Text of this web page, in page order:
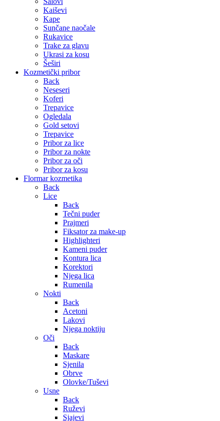
Kaiševi
Kape
Sunčane naočale
Rukavice
Trake za glavu
Ukrasi za kosu
Šeširi
Kozmetički pribor
Back
Neseseri
Koferi
Trepavice
Ogledala
Gold setovi
Trepavice
Pribor za lice
Pribor za nokte
Pribor za oči
Pribor za kosu
Flormar kozmetika
Back
Lice
Back
Tečni puder
Prajmeri
Fiksator za make-up
Highlighteri
Kameni puder
Kontura lica
Korektori
Njega lica
Rumenila
Nokti
Back
Acetoni
Lakovi
Njega noktiju
Oči
Back
Maskare
Sjenila
Obrve
Olovke/Tuševi
Usne
Back
Ruževi
Sjajevi